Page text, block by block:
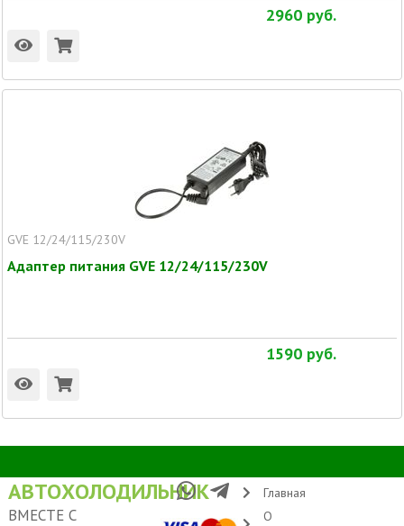
2960 руб.
GVE 12/24/115/230V
Адаптер питания GVE 12/24/115/230V
1590 руб.
АВТОХОЛОДИЛЬНИК
ВМЕСТЕ С
Главная
О